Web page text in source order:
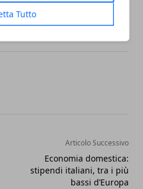
Tutto
Articolo Successivo
Economia domestica:
stipendi italiani, tra i più
bassi d’Europa